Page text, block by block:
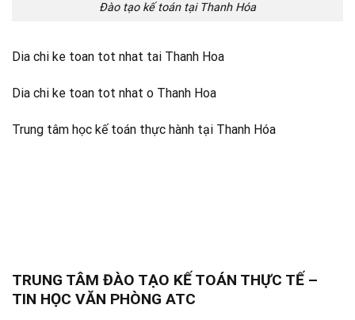
Đào tạo kế toán tại Thanh Hóa
Dia chi ke toan tot nhat tai Thanh Hoa
Dia chi ke toan tot nhat o Thanh Hoa
Trung tâm học kế toán thực hành tại Thanh Hóa
TRUNG TÂM ĐÀO TẠO KẾ TOÁN THỰC TẾ –
TIN HỌC VĂN PHÒNG ATC